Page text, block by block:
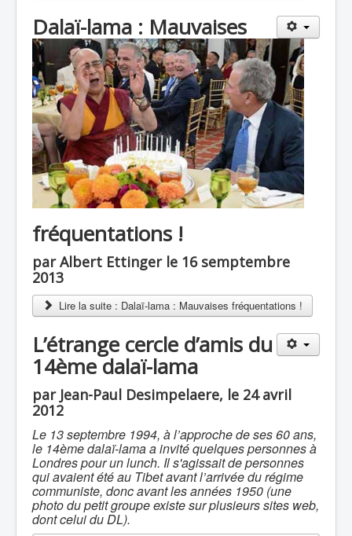
Dalaï-lama : Mauvaises
fréquentations !
par Albert Ettinger le 16 semptembre
2013
Lire la suite : Dalaï-lama : Mauvaises fréquentations !
L’étrange cercle d’amis du
14ème dalaï-lama
par Jean-Paul Desimpelaere, le 24 avril
2012
Le 13 septembre 1994, à l’approche de ses 60 ans,
le 14ème dalaï-lama a invité quelques personnes à
Londres pour un lunch. Il s'agissait de personnes
qui avaient été au Tibet avant l’arrivée du régime
communiste, donc avant les années 1950 (une
photo du petit groupe existe sur plusieurs sites web,
dont celui du DL).